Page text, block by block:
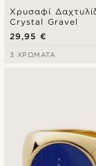
Χρυσαφί
Crystal Gravel
29,95 €
3 ΧΡΏΜΑΤΑ